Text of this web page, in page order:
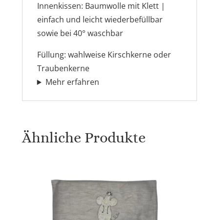
Innenkissen: Baumwolle mit Klett |
einfach und leicht wiederbefüllbar
sowie bei 40° waschbar
Füllung: wahlweise Kirschkerne oder
Traubenkerne
Mehr erfahren
Ähnliche Produkte